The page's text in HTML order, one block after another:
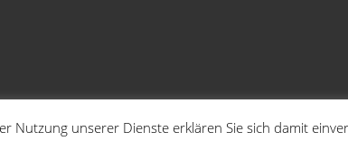
Nutzung unserer Dienste erklären Sie sich damit